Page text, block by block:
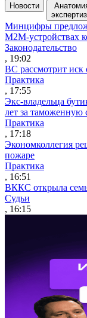
Новости
Минцифры
M2M-устройствах
Законодательство
, 19:02
ВС рассмотрит иск
Практика
, 17:55
Экс-владельца
лет за таможенную
Практика
, 17:18
Экономколлегия
пожаре
Практика
, 16:51
ВККС открыла
Судьи
, 16:15